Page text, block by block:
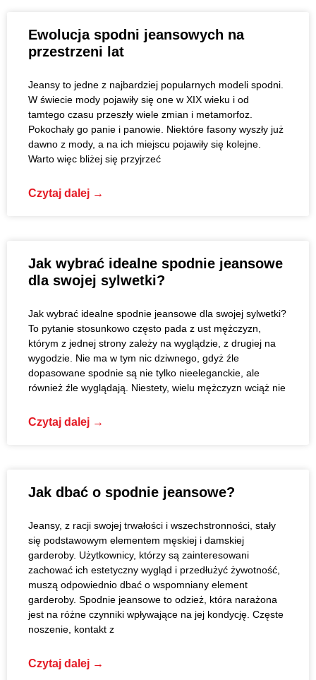
Ewolucja spodni jeansowych na
przestrzeni lat
Jeansy to jedne z najbardziej popularnych modeli spodni.
W świecie mody pojawiły się one w XIX wieku i od
tamtego czasu przeszły wiele zmian i metamorfoz.
Pokochały go panie i panowie. Niektóre fasony wyszły już
dawno z mody, a na ich miejscu pojawiły się kolejne.
Warto więc bliżej się przyjrzeć
Czytaj dalej →
Jak wybrać idealne spodnie jeansowe
dla swojej sylwetki?
Jak wybrać idealne spodnie jeansowe dla swojej sylwetki?
To pytanie stosunkowo często pada z ust mężczyzn,
którym z jednej strony zależy na wyglądzie, z drugiej na
wygodzie. Nie ma w tym nic dziwnego, gdyż źle
dopasowane spodnie są nie tylko nieeleganckie, ale
również źle wyglądają. Niestety, wielu mężczyzn wciąż nie
Czytaj dalej →
Jak dbać o spodnie jeansowe?
Jeansy, z racji swojej trwałości i wszechstronności, stały
się podstawowym elementem męskiej i damskiej
garderoby. Użytkownicy, którzy są zainteresowani
zachować ich estetyczny wygląd i przedłużyć żywotność,
muszą odpowiednio dbać o wspomniany element
garderoby. Spodnie jeansowe to odzież, która narażona
jest na różne czynniki wpływające na jej kondycję. Częste
noszenie, kontakt z
Czytaj dalej →